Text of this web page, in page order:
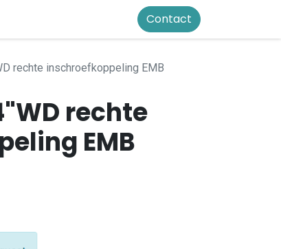
Contact
rechte inschroefkoppeling EMB
rechte
EMB